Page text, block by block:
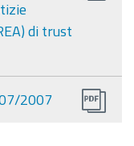
di trust
2007